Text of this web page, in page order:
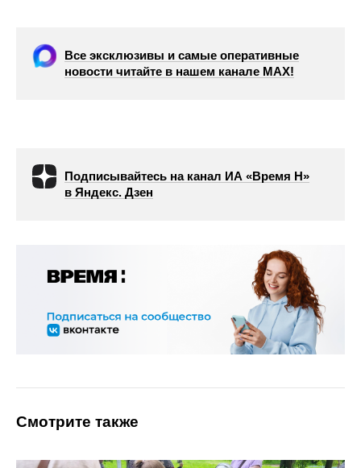
Все эксклюзивы и самые оперативные
новости читайте в нашем канале МАХ!
Подписывайтесь на канал ИА «Время Н»
в Яндекс. Дзен
Смотрите также